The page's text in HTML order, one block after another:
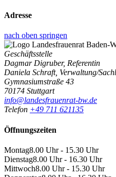
Adresse
nach oben springen
Geschäftsstelle
Dagmar Digruber, Referentin
Daniela Schraft, Verwaltung/
Gymnasiumstraße 43
70174 Stuttgart
info@landesfrauenrat-bw.de
Telefon +49 711 621135
Öffnungszeiten
Montag8.00 Uhr - 15.30 Uhr
Dienstag8.00 Uhr - 16.30 Uhr
Mittwoch8.00 Uhr - 15.30 Uhr